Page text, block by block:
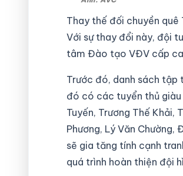
Thay thế đối chuyền quê
Với sự thay đổi này, đội
tâm Đào tạo VĐV cấp
Trước đó, danh sách tập
đó có các tuyển thủ giàu
Tuyến, Trương Thế Khải,
Phương, Lý Văn
sẽ gia tăng tính cạnh
quá trình hoàn thiện đội